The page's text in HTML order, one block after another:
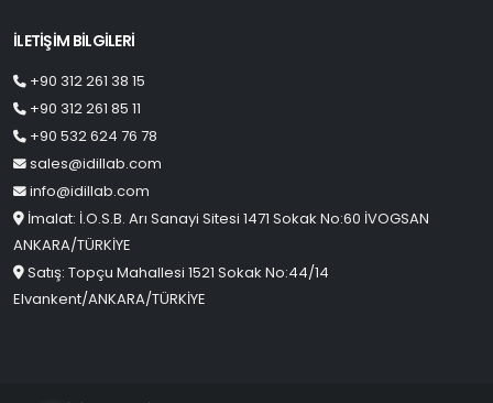
İLETİŞİM BİLGİLERİ
+90 312 261 38 15
+90 312 261 85 11
+90 532 624 76 78
sales@idillab.com
info@idillab.com
İmalat: İ.O.S.B. Arı Sanayi Sitesi 1471 Sokak No:60 İVOGSAN
ANKARA/TÜRKİYE
Satış: Topçu Mahallesi 1521 Sokak No:44/14
Elvankent/ANKARA/TÜRKİYE